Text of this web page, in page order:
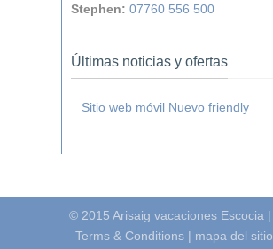
Stephen: 07760 556 500
Últimas noticias y ofertas
Sitio web móvil Nuevo friendly
© 2015 Arisaig vacaciones Escocia |
Terms & Conditions | mapa del sitio